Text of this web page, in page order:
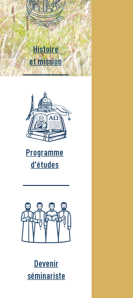
Histoire
et mission
Programme
d'études
Devenir
séminariste